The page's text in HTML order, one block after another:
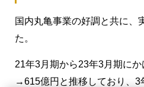
国内丸亀事業の好調と共に、
た。
21年3月期から23年3月期に
→615億円と推移しており、3